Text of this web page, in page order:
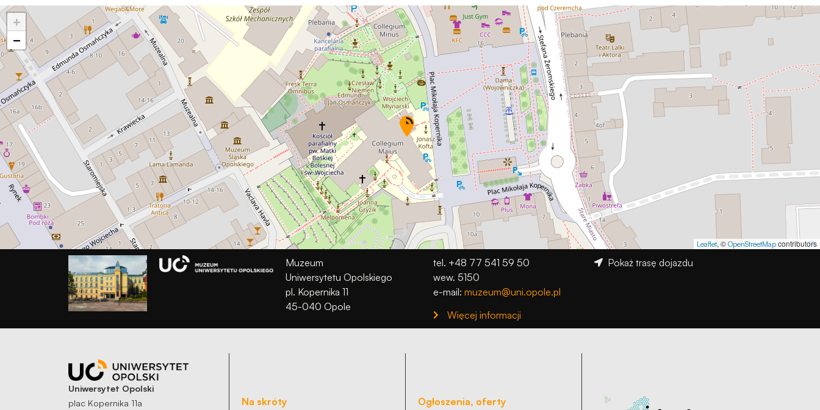
+
−
Leaflet, © OpenStreetMap contributors
Muzeum
Uniwersytetu Opolskiego
pl. Kopernika 11
45-040 Opole
tel. +48 77 541 59 50
wew. 5150
e-mail:muzeum@uni.opole.pl
Więcej informacji
Pokaż trasę dojazdu
Uniwersytet Opolski
plac Kopernika 11a
Na skróty Ogłoszenia, oferty